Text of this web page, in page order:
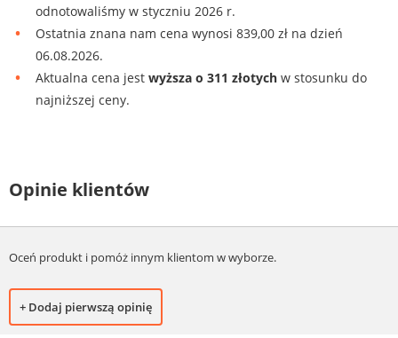
odnotowaliśmy w styczniu 2026 r.
Ostatnia znana nam cena wynosi 839,00 zł na dzień
06.08.2026.
Aktualna cena jest wyższa o 311 złotych w stosunku do
najniższej ceny.
Opinie klientów
Oceń produkt i pomóż innym klientom w wyborze.
+ Dodaj pierwszą opinię